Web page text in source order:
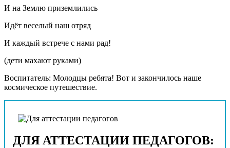
И на Землю приземлились
Идёт веселый наш отряд
И каждый встрече с нами рад!
(дети махают руками)
Воспитатель: Молодцы ребята! Вот и закончилось наше
космическое путешествие.
ДЛЯ АТТЕСТАЦИИ ПЕДАГОГОВ: